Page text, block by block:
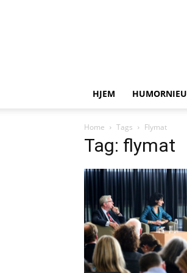
HJEM HUMORNIEU
Home Tags Flymat
Tag: flymat